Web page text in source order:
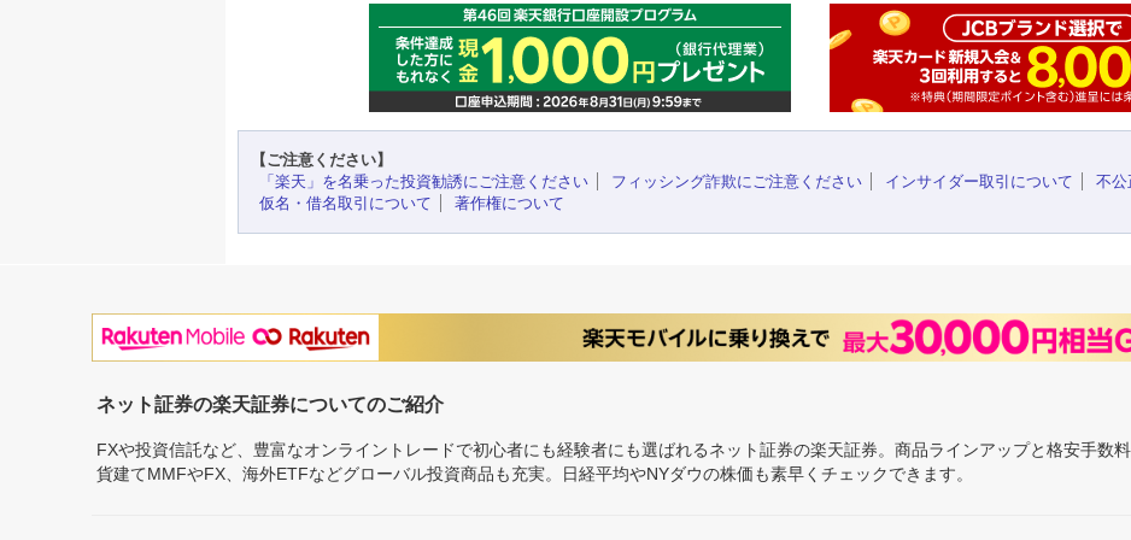
【ご注意ください】
「楽天」を名乗った投資勧誘にご注意ください
フィッシング詐欺にご注意ください インサイダー取引について
不公
仮名・借名取引について
著作権について
ネット証券の楽天証券についてのご紹介
FXや投資信託など、豊富なオンライントレードで初心者にも経験者にも選ばれるネット証券の楽天証券。商品ラインアップと格安手数
貨建てMMFやFX、海外ETFなどグローバル投資商品も充実。日経平均やNYダウの株価も素早くチェックできます。